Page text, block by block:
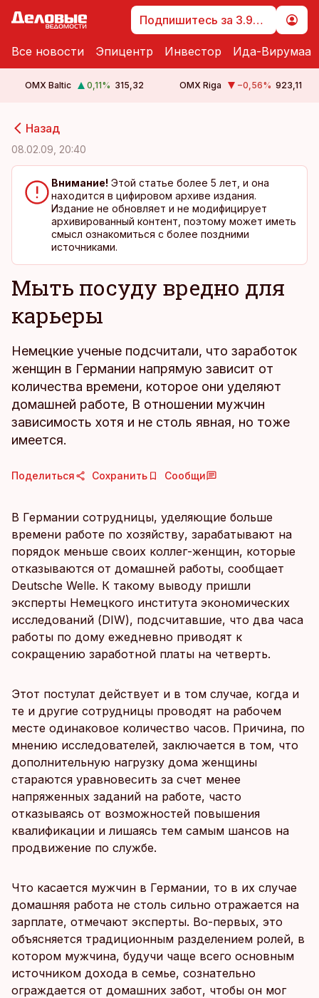
Подпишитесь за 3.99 €
Все новости Эпицентр Инвестор Ида-Вирумаа
OMX Baltic 0,11% 315,32 OMX Riga −0,56% 923,11
Назад
08.02.09, 20:40
Внимание! Этой статье более 5 лет, и она
находится в цифировом архиве издания.
Издание не обновляет и не модифицирует
архивированный контент, поэтому может иметь
смысл ознакомиться с более поздними
источниками.
Мыть посуду вредно для
карьеры
Немецкие ученые подсчитали, что заработок
женщин в Германии напрямую зависит от
количества времени, которое они уделяют
домашней работе, В отношении мужчин
зависимость хотя и не столь явная, но тоже
имеется.
Поделиться Сохранить Сообщи
В Германии сотрудницы, уделяющие больше
времени работе по хозяйству, зарабатывают на
порядок меньше своих коллег-женщин, которые
отказываются от домашней работы, сообщает
Deutsche Welle. К такому выводу пришли
эксперты Немецкого института экономических
исследований (DIW), подсчитавшие, что два часа
работы по дому ежедневно приводят к
сокращению заработной платы на четверть.
Этот постулат действует и в том случае, когда и
те и другие сотрудницы проводят на рабочем
месте одинаковое количество часов. Причина, по
мнению исследователей, заключается в том, что
дополнительную нагрузку дома женщины
стараются уравновесить за счет менее
напряженных заданий на работе, часто
отказываясь от возможностей повышения
квалификации и лишаясь тем самым шансов на
продвижение по службе.
Что касается мужчин в Германии, то в их случае
домашняя работа не столь сильно отражается на
зарплате, отмечают эксперты. Во-первых, это
объясняется традиционным разделением ролей, в
котором мужчина, будучи чаще всего основным
источником дохода в семье, сознательно
ограждается от домашних забот, чтобы он мог